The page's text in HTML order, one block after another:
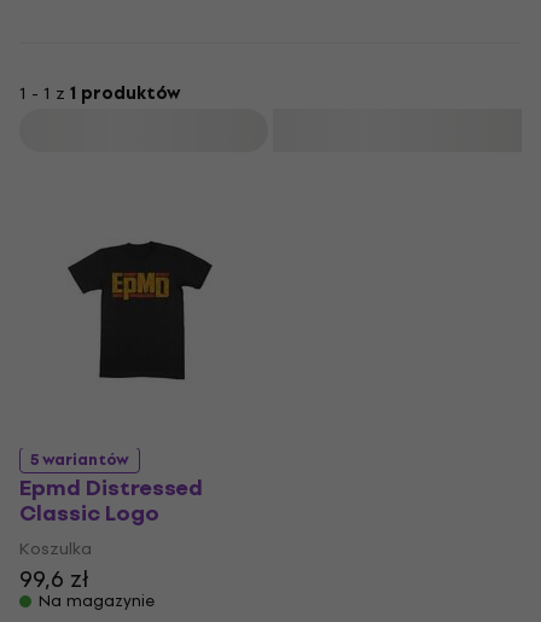
cztery dekady.
1 - 1 z 1 produktów
5 wariantów
Epmd Distressed
Classic Logo
Koszulka
99,6 zł
Na magazynie